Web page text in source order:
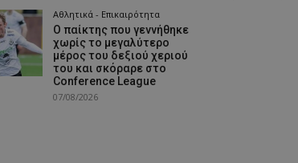
Αθλητικά - Επικαιρότητα
Ο παίκτης που γεννήθηκε
χωρίς το μεγαλύτερο
μέρος του δεξιού χεριού
του και σκόραρε στο
Conference League
07/08/2026